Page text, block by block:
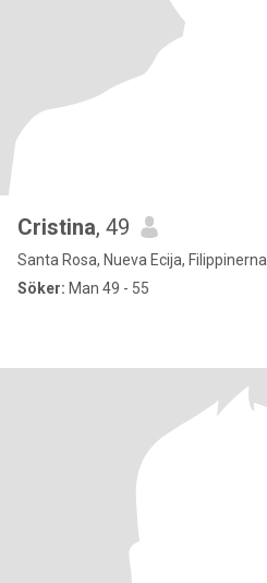
Cristina, 49
Santa Rosa, Nueva Ecija, Filippinerna
Söker: Man 49 - 55